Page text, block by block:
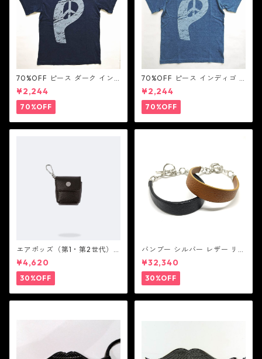
70%OFF ピース ダーク イン
ディゴ Tシャツ：LOVE N' PEA
CE N' ROCK ' ROLL ラブ ン
ピース ン ロック ン ロール
¥2,244
70%OFF
70%OFF ピース インディゴ T
シャツ：LOVE N' PEACE N' R
OCK ' ROLL ラブ ン ピース ン
ロック ン ロール
¥2,244
70%OFF
エアポッズ（第1・第2世代）
ポーチ：BANDOLIER バンド
リヤー
¥4,620
30%OFF
バンブー シルバー レザー リン
ク ステーション ブレスレッ
ト：JOHN HARDY ジョン ハ
ーディー
¥32,340
30%OFF